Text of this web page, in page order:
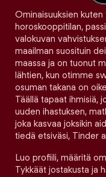
Ominaisuuksien
horoskooppitilan,
valokuvan
maailman suosituin
maassa ja on tuonut
lähtien, kun otimme
osuman takana on
Täällä tapaat ihmisiä,
uuden ihastuksen,
joka kasvaa joksikin
tiedä etsiväsi, Tinder
Luo profiili, määritä
Tykkäät jostakusta ja